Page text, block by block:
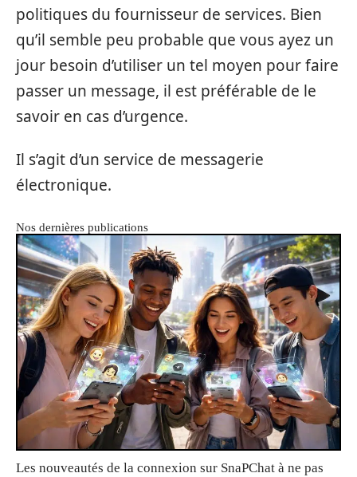
politiques du fournisseur de services. Bien
qu’il semble peu probable que vous ayez un
jour besoin d’utiliser un tel moyen pour faire
passer un message, il est préférable de le
savoir en cas d’urgence.
Il s’agit d’un service de messagerie
électronique.
Nos dernières publications
Les nouveautés de la connexion sur SnaPChat à ne pas